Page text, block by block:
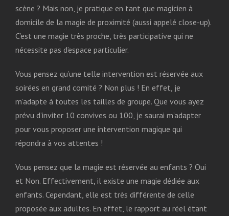
scène ? Mais non, je pratique en tant que magicien à
domicile de la magie de proximité (aussi appelé close-up).
C’est une magie très proche, très participative qui ne
nécessite pas d’espace particulier.
Vous pensez qu’une telle intervention est réservée aux
soirées en grand comité ? Non plus ! En effet, je
m’adapte à toutes les tailles de groupe. Que vous ayez
prévu d’inviter 10 convives ou 100, je saurai m’adapter
pour vous proposer une intervention magique qui
répondra à vos attentes !
Vous pensez que la magie est réservée au enfants ? Oui
et Non. Effectivement, il existe une magie dédiée aux
enfants. Cependant, elle est très différente de celle
proposée aux adultes. En effet, le rapport au réel étant